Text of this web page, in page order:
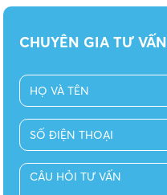
CHUYÊN GIA TƯ VẤN